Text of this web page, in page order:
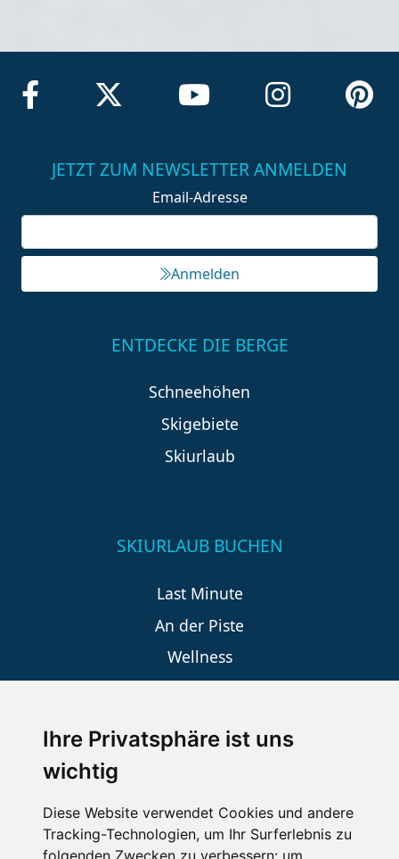
Ihre Privatsphäre ist uns
wichtig
Diese Website verwendet Cookies und andere
Tracking-Technologien, um Ihr Surferlebnis zu
folgenden Zwecken zu verbessern: um
JETZT ZUM NEWSLETTER ANMELDEN
Email-Adresse
Anmelden
ENTDECKE DIE BERGE
Schneehöhen
Skigebiete
Skiurlaub
SKIURLAUB BUCHEN
Last Minute
An der Piste
Wellness
SCHNEEHÖHEN SKI APP
Die Schneehoehen Ski APP für iOS und Android - Ein
Muss für alle Wintersportler und Schneefreaks!